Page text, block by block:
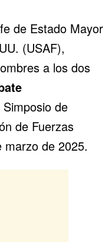
de Estado Mayor
(USAF),
a los dos
de
de Fuerzas
marzo de 2025.